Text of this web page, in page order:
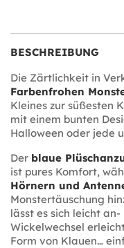
BESCHREIBUNG
Die Zärtlichkeit in
Farbenfrohen
Kleines zur süßesten
mit einem bunten
Halloween oder jede
Der blaue
ist pures Komfort,
Hörnern und
Monstertäuschung
lässt es sich leicht
Wickelwechsel
Form von Klauen…